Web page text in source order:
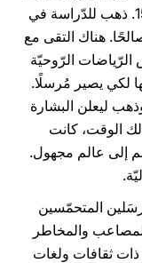
في ولاية نافارا في شمال إسبانيا سنة 1506. ذهب للدّراسة في
هناك التقى مع
الرّوحيّة
لكي يصير مُرسلًا.
ليعلن البشارة
الوقت، كانت
إلى عالم مجهول.
المتحمّسين
والمخاطر
ذات ثقافات ولغات